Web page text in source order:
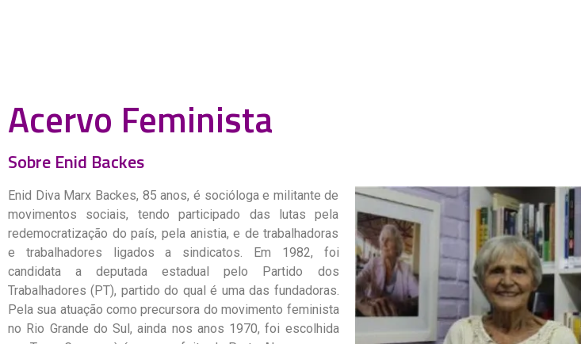
Acervo Feminista
Sobre Enid Backes
Enid Diva Marx Backes, 85 anos, é socióloga e militante de
movimentos sociais, tendo participado das lutas pela
redemocratização do país, pela anistia, e de trabalhadoras
e trabalhadores ligados a sindicatos. Em 1982, foi
candidata a deputada estadual pelo Partido dos
Trabalhadores (PT), partido do qual é uma das fundadoras.
Pela sua atuação como precursora do movimento feminista
no Rio Grande do Sul, ainda nos anos 1970, foi escolhida